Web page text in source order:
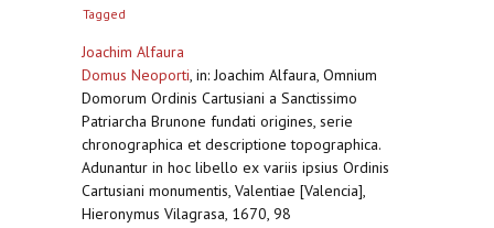
Tagged
Joachim Alfaura
Domus Neoporti, in: Joachim Alfaura, Omnium
Domorum Ordinis Cartusiani a Sanctissimo
Patriarcha Brunone fundati origines, serie
chronographica et descriptione topographica.
Adunantur in hoc libello ex variis ipsius Ordinis
Cartusiani monumentis, Valentiae [Valencia],
Hieronymus Vilagrasa, 1670, 98